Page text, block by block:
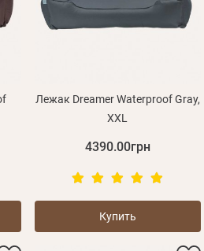
Лежак Dreamer Waterproof Gray,
XXL
4390.00грн
Купить